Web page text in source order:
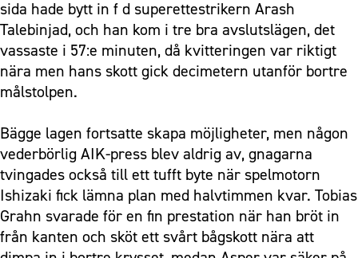
sida hade bytt in f d superettestrikern Arash
Talebinjad, och han kom i tre bra avslutslägen, det
vassaste i 57:e minuten, då kvitteringen var riktigt
nära men hans skott gick decimetern utanför bortre
målstolpen.
Bägge lagen fortsatte skapa möjligheter, men någon
vederbörlig AIK-press blev aldrig av, gnagarna
tvingades också till ett tufft byte när spelmotorn
Ishizaki fick lämna plan med halvtimmen kvar. Tobias
Grahn svarade för en fin prestation när han bröt in
från kanten och sköt ett svårt bågskott nära att